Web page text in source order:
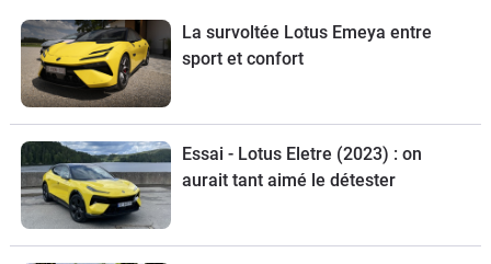
La survoltée Lotus Emeya entre
sport et confort
Essai - Lotus Eletre (2023) : on
aurait tant aimé le détester